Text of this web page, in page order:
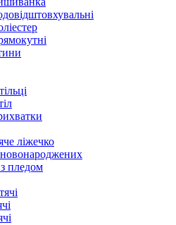
ліжечко
пледом